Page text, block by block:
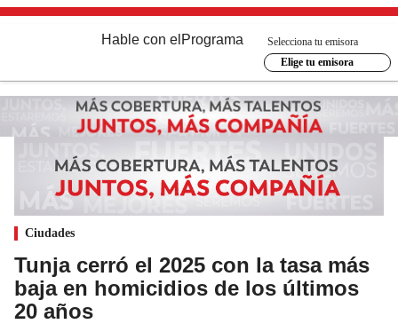
Hable con el Programa
Selecciona tu emisora
Elige tu emisora
Ciudades
Tunja cerró el 2025 con la tasa más
baja en homicidios de los últimos
20 años